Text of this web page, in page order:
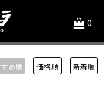
0
め順 価格順 新着順